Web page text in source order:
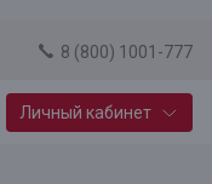
8 (800) 1001-777
Личный кабинет